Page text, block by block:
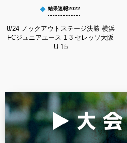
結果速報2022
8/24 ノックアウトステージ決勝 横浜
FCジュニアユース 1-3 セレッソ大阪
U-15